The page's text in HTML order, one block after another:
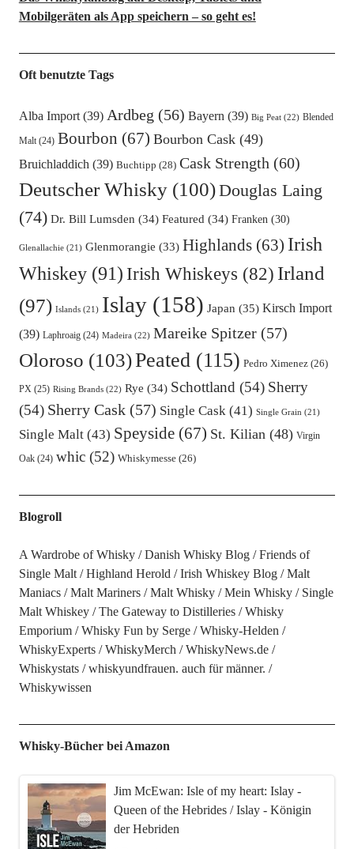
Mobilgeräten als App speichern – so geht es!
Oft benutzte Tags
Alba Import(39) Ardbeg (56) Bayern(39) Big Peat(22) Blended
Malt(24) Bourbon (67) Bourbon Cask(49)
Bruichladdich(39) Buchtipp (28) Cask Strength (60)
Deutscher Whisky(100)Douglas Laing
(74) Dr. Bill Lumsden (34) Featured (34) Franken(30)
Glenallachie(21) Glenmorangie (33) Highlands(63) Irish
Whiskey(91) Irish Whiskeys (82) Irland
(97) Islands(21) Islay(158) Japan (35) Kirsch Import
(39) Laphroaig(24) Madeira(22) Mareike Spitzer(57)
Oloroso (103)Peated(115) Pedro Ximenez(26)
PX(25) Rising Brands(22) Rye (34) Schottland (54) Sherry
(54) Sherry Cask(57) Single Cask(41) Single Grain (21)
Single Malt(43) Speyside(67) St. Kilian(48) Virgin
Oak(24) whic(52) Whiskymesse(26)
Blogroll
A Wardrobe of Whisky Danish Whisky Blog
Friends of
Single Malt
Highland Herold Irish Whiskey Blog
Malt
Maniacs
Malt Mariners Malt Whisky Mein Whisky
Single
Malt Whiskey
The Gateway to Distilleries
Whisky
Emporium
Whisky Fun by Serge
Whisky-Helden
WhiskyExperts
WhiskyMerch
WhiskyNews.de
Whiskystats
whiskyundfrauen. auch für männer.
Whiskywissen
Whisky-Bücher bei Amazon
Jim McEwan: Isle of my heart: Islay -
Queen of the Hebrides / Islay - Königin
der Hebriden